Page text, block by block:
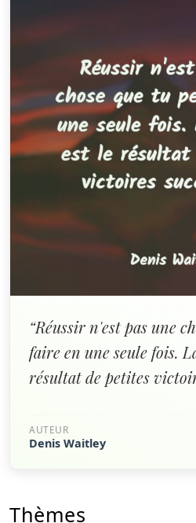
“Réussir n'est pas une
faire en une seule fois.
résultat de petites
AUTEUR
Denis Waitley
Thèmes